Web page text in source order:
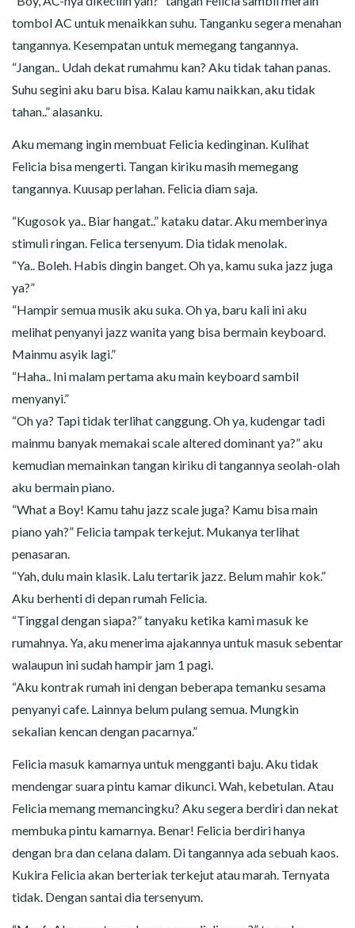
tombol AC untuk menaikkan suhu. Tanganku segera menahan
tangannya. Kesempatan untuk memegang tangannya.
“Jangan.. Udah dekat rumahmu kan? Aku tidak tahan panas.
Suhu segini aku baru bisa. Kalau kamu naikkan, aku tidak
tahan..” alasanku.
Aku memang ingin membuat Felicia kedinginan. Kulihat
Felicia bisa mengerti. Tangan kiriku masih memegang
tangannya. Kuusap perlahan. Felicia diam saja.
“Kugosok ya.. Biar hangat..” kataku datar. Aku memberinya
stimuli ringan. Felica tersenyum. Dia tidak menolak.
“Ya.. Boleh. Habis dingin banget. Oh ya, kamu suka jazz juga
ya?”
“Hampir semua musik aku suka. Oh ya, baru kali ini aku
melihat penyanyi jazz wanita yang bisa bermain keyboard.
Mainmu asyik lagi.”
“Haha.. Ini malam pertama aku main keyboard sambil
menyanyi.”
“Oh ya? Tapi tidak terlihat canggung. Oh ya, kudengar tadi
mainmu banyak memakai scale altered dominant ya?” aku
kemudian memainkan tangan kiriku di tangannya seolah-olah
aku bermain piano.
“What a Boy! Kamu tahu jazz scale juga? Kamu bisa main
piano yah?” Felicia tampak terkejut. Mukanya terlihat
penasaran.
“Yah, dulu main klasik. Lalu tertarik jazz. Belum mahir kok.”
Aku berhenti di depan rumah Felicia.
“Tinggal dengan siapa?” tanyaku ketika kami masuk ke
rumahnya. Ya, aku menerima ajakannya untuk masuk sebentar
walaupun ini sudah hampir jam 1 pagi.
“Aku kontrak rumah ini dengan beberapa temanku sesama
penyanyi cafe. Lainnya belum pulang semua. Mungkin
sekalian kencan dengan pacarnya.”
Felicia masuk kamarnya untuk mengganti baju. Aku tidak
mendengar suara pintu kamar dikunci. Wah, kebetulan. Atau
Felicia memang memancingku? Aku segera berdiri dan nekat
membuka pintu kamarnya. Benar! Felicia berdiri hanya
dengan bra dan celana dalam. Di tangannya ada sebuah kaos.
Kukira Felicia akan berteriak terkejut atau marah. Ternyata
tidak. Dengan santai dia tersenyum.